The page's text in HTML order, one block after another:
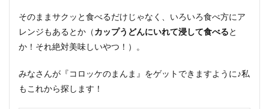
そのままサクッと食べるだけじゃなく、いろいろ食べ方にア
レンジもあるとか（カップうどんにいれて浸して食べると
か！それ絶対美味しいやつ！）。
みなさんが『コロッケのまんま』をゲットできますように♪私
もこれから探します！